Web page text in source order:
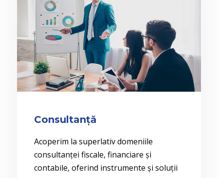
Consultanță
Acoperim la superlativ domeniile
consultanței fiscale, financiare și
contabile, oferind instrumente și soluții